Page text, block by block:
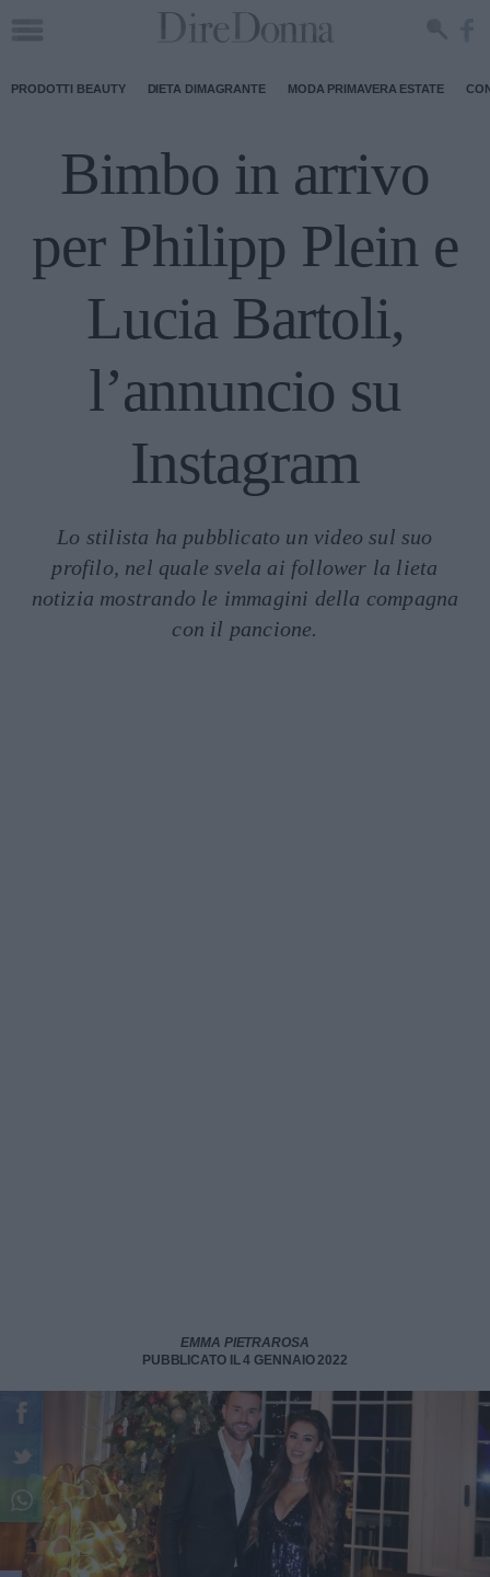
PRODOTTI BEAUTY DIETA DIMAGRANTE MODA PRIMAVERA ESTATE
Bimbo in arrivo
per Philipp Plein e
Lucia Bartoli,
l’annuncio su
Instagram
Lo stilista ha pubblicato un video sul suo
profilo, nel quale svela ai follower la lieta
notizia mostrando le immagini della compagna
con il pancione.
EMMA PIETRAROSA
PUBBLICATO IL 4 GENNAIO 2022